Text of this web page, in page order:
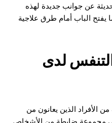
عن جوانب جديدة لهذه
يفتح الباب أمام طرق علاجية
لدى
الذين يعانون من